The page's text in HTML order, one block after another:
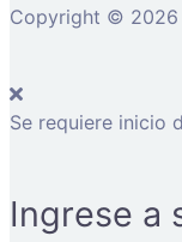
Copyright © 2026
Se requiere inicio
Ingrese a